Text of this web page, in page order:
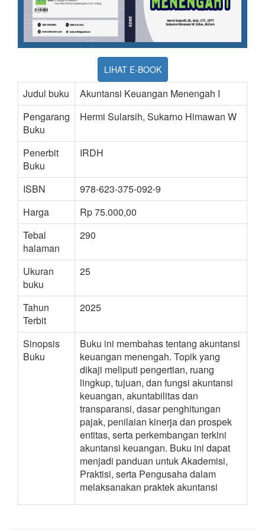
LIHAT E-BOOK
Judul buku
Akuntansi Keuangan Menengah I
Pengarang
Buku
Hermi Sularsih, Sukarno Himawan W
Penerbit
Buku
IRDH
ISBN
978-623-375-092-9
Harga
Rp 75.000,00
Tebal
halaman
290
Ukuran
buku
25
Tahun
Terbit
2025
Sinopsis
Buku
Buku ini membahas tentang akuntansi
keuangan menengah. Topik yang
dikaji meliputi pengertian, ruang
lingkup, tujuan, dan fungsi akuntansi
keuangan, akuntabilitas dan
transparansi, dasar penghitungan
pajak, penilaian kinerja dan prospek
entitas, serta perkembangan terkini
akuntansi keuangan. Buku ini dapat
menjadi panduan untuk Akademisi,
Praktisi, serta Pengusaha dalam
melaksanakan praktek akuntansi